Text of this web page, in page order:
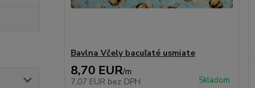
Bavlna Včely bacuľaté usmiate
8,70 EUR/m
7,07 EUR bez DPH Skladom